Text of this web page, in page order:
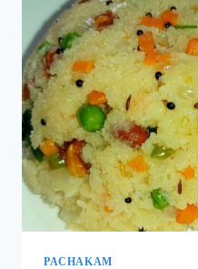
ഇതും
കൂടി
ചേർത്ത്
പൊടി
നനക്കു!
ചോറ്
കൊണ്ട്
നല്ല
സോഫ്റ്റ്
പുട്ട്
റെഡി!!
|
PACHAKAM